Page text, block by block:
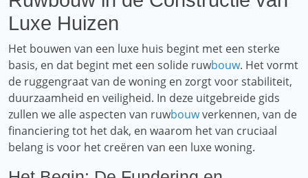
Luxe Huizen
Het bouwen van een luxe huis begint met een sterke
basis, en dat begint met een solide ruwbouw. Het vormt
de ruggengraat van de woning en zorgt voor stabiliteit,
duurzaamheid en veiligheid. In deze uitgebreide gids
zullen we alle aspecten van ruwbouwverkennen, van de
financiering tot het dak, en waarom het van cruciaal
belang is voor het creëren van een luxe woning.